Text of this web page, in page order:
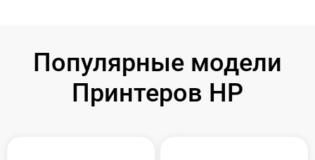
Популярные модели
Принтеров HP